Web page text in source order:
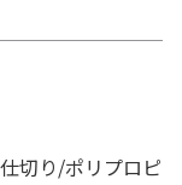
切り/ポリプロピ